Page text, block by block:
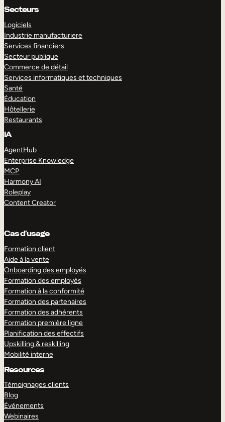
Secteurs
Logiciels
Industrie manufacturiere
Services financiers
Secteur publique
Commerce de détail
Services informatiques et techniques
Santé
Éducation
Hôtellerie
Restaurants
IA
AgentHub
Enterprise Knowledge
MCP
Harmony AI
Roleplay
Content Creator
Cas d’usage
Formation client
Aide à la vente
Onboarding des employés
Formation des employés
Formation à la conformité
Formation des partenaires
Formation des adhérents
Formation première ligne
Planification des effectifs
Upskilling & reskilling
Mobilité interne
Resources
Témoignages clients
Blog
Événements
Webinaires